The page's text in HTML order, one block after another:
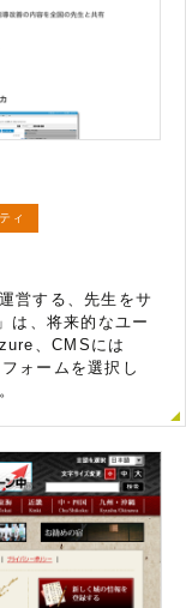
ィ
営する、先生をサ
は、将来的なユー
、CMSには
ォームを選択し